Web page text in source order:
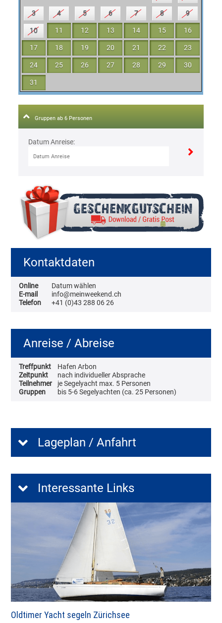
3 4 5 6 7 8 9
10 11 12 13 14 15 16
17 18 19 20 21 22 23
24 25 26 27 28 29 30
31
Gruppen ab 6 Personen
Datum Anreise:
Kontaktdaten
Online
Datum wählen
E-mail
info@meinweekend.ch
Telefon
+41 (0)43 288 06 26
Anreise / Abreise
Treffpunkt
Hafen Arbon
Zeitpunkt
nach individueller Absprache
Teilnehmer
je Segelyacht max. 5 Personen
Gruppen
bis 5-6 Segelyachten (ca. 25 Personen)
Lageplan / Anfahrt
Interessante Links
Oldtimer Yacht segeln Zürichsee